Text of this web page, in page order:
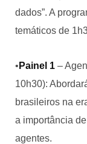
dados”. A
temáticos de
• Painel 1 –
10h30):
brasileiros na
a importância
agentes.